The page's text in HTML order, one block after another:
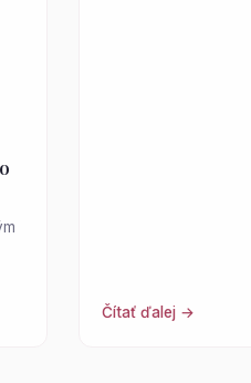
Čítať ďalej →